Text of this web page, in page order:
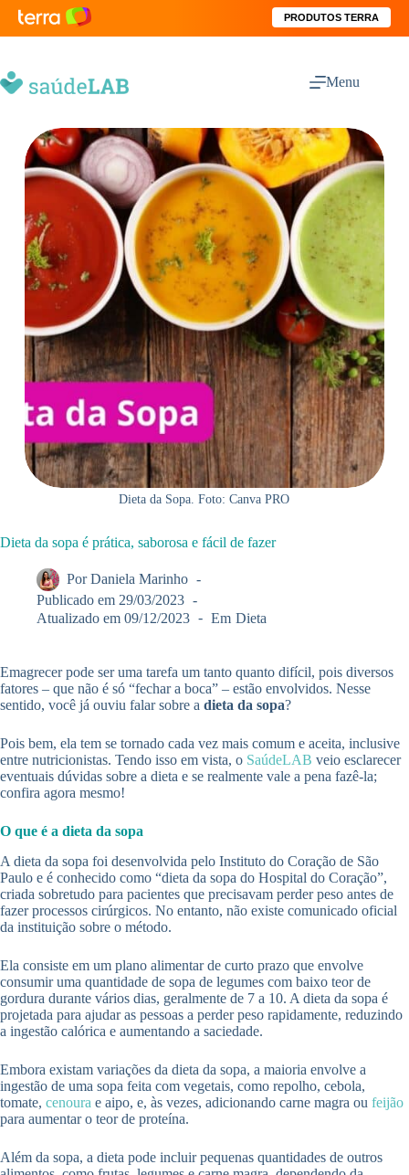
PRODUTOS TERRA
Menu
Dieta da Sopa. Foto: Canva PRO
Dieta da sopa é prática, saborosa e fácil de fazer
Por Daniela Marinho
Publicado em 29/03/2023
Atualizado em 09/12/2023 Em Dieta
Emagrecer pode ser uma tarefa um tanto quanto difícil, pois diversos
fatores – que não é só “fechar a boca” – estão envolvidos. Nesse
sentido, você já ouviu falar sobre a dieta da sopa?
Pois bem, ela tem se tornado cada vez mais comum e aceita, inclusive
entre nutricionistas. Tendo isso em vista, o SaúdeLAB veio esclarecer
eventuais dúvidas sobre a dieta e se realmente vale a pena fazê-la;
confira agora mesmo!
O que é a dieta da sopa
A dieta da sopa foi desenvolvida pelo Instituto do Coração de São
Paulo e é conhecido como “dieta da sopa do Hospital do Coração”,
criada sobretudo para pacientes que precisavam perder peso antes de
fazer processos cirúrgicos. No entanto, não existe comunicado oficial
da instituição sobre o método.
Ela consiste em um plano alimentar de curto prazo que envolve
consumir uma quantidade de sopa de legumes com baixo teor de
gordura durante vários dias, geralmente de 7 a 10. A dieta da sopa é
projetada para ajudar as pessoas a perder peso rapidamente, reduzindo
a ingestão calórica e aumentando a saciedade.
Embora existam variações da dieta da sopa, a maioria envolve a
ingestão de uma sopa feita com vegetais, como repolho, cebola,
tomate, cenoura e aipo, e, às vezes, adicionando carne magra ou feijão
para aumentar o teor de proteína.
Além da sopa, a dieta pode incluir pequenas quantidades de outros